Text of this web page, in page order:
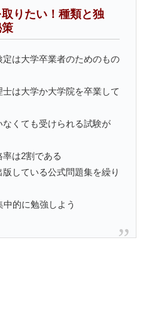
りたい！種類と独
定は大学卒業者のためのもの
士は大学か大学院を卒業して
なくても受けられる試験が
率は2割である
版している公式問題集を繰り
中的に勉強しよう